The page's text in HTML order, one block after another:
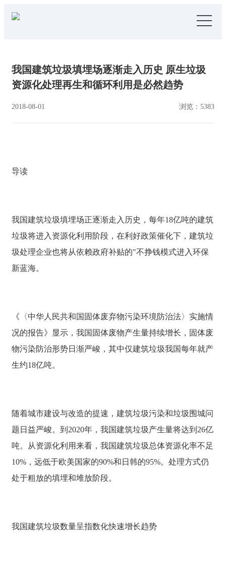
导
航
搅拌资讯
日常活动
我国建筑垃圾填埋场逐渐走入历史 原生垃圾
资源化处理再生和循环利用是必然趋势
浏览：5383
2018-08-01
导读
我国建筑垃圾填埋场正逐渐走入历史，每年18亿吨的建筑
垃圾将进入资源化利用阶段，在利好政策催化下，建筑垃
圾处理企业也将从依赖政府补贴的"不挣钱模式进入环保
新蓝海。
《〈中华人民共和国固体废弃物污染环境防治法〉实施情
况的报告》显示，我国固体废物产生量持续增长，固体废
物污染防治形势日渐严峻，其中仅建筑垃圾我国每年就产
生约18亿吨。
随着城市建设与改造的提速，建筑垃圾污染和垃圾围城问
题日益严峻。到2020年，我国建筑垃圾产生量将达到26亿
吨。从资源化利用来看，我国建筑垃圾总体资源化率不足
10%，远低于欧美国家的90%和日韩的95%。处理方式仍
处于粗放的填埋和堆放阶段。
我国建筑垃圾数量呈指数化快速增长趋势